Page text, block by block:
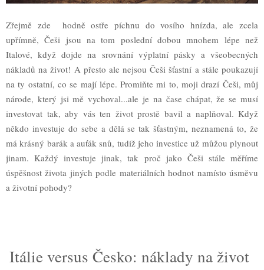
Zřejmě zde hodně ostře píchnu do vosího hnízda, ale zcela
upřímně, Češi jsou na tom poslední dobou mnohem lépe než
Italové, když dojde na srovnání výplatní pásky a všeobecných
nákladů na život! A přesto ale nejsou Češi šťastní a stále poukazují
na ty ostatní, co se mají lépe. Promiňte mi to, moji drazí Češi, můj
národe, který jsi mě vychoval...ale je na čase chápat, že se musí
investovat tak, aby vás ten život prostě bavil a naplňoval. Když
někdo investuje do sebe a dělá se tak šťastným, neznamená to, že
má krásný barák a auťák snů, tudíž jeho investice už můžou plynout
jinam. Každý investuje jinak, tak proč jako Češi stále měříme
úspěšnost života jiných podle materiálních hodnot namísto úsměvu
a životní pohody?
Itálie versus Česko: náklady na život